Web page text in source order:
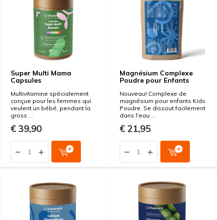
Super Multi Mama
Capsules
Multivitamine spécialement
conçue pour les femmes qui
veulent un bébé, pendant la
gross ...
€ 39,90
Magnésium Complexe
Poudre pour Enfants
Nouveau! Complexe de
magnésium pour enfants Kids
Poudre. Se dissout facilement
dans l'eau ...
€ 21,95